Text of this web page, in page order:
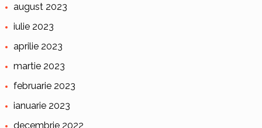
august 2023
iulie 2023
aprilie 2023
martie 2023
februarie 2023
ianuarie 2023
decembrie 2022